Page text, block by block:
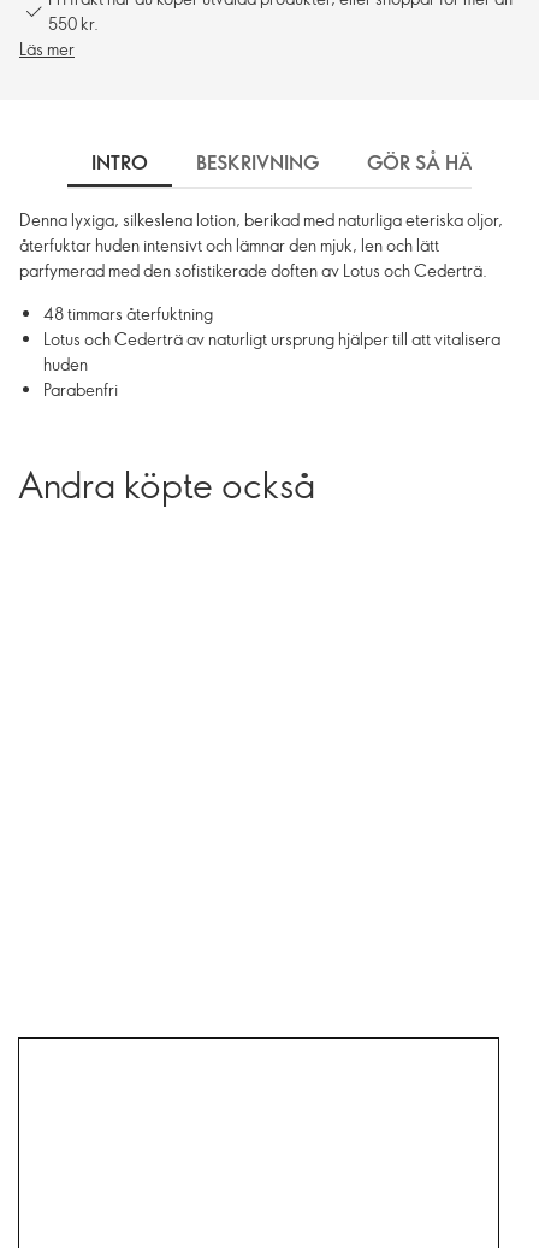
550 kr.
Läs mer
INTRO BESKRIVNING GÖR SÅ HÄR
Denna lyxiga, silkeslena lotion, berikad med naturliga eteriska oljor,
återfuktar huden intensivt och lämnar den mjuk, len och lätt
parfymerad med den sofistikerade doften av Lotus och Cederträ.
48 timmars återfuktning
Lotus och Cederträ av naturligt ursprung hjälper till att vitalisera
huden
Parabenfri
Andra köpte också